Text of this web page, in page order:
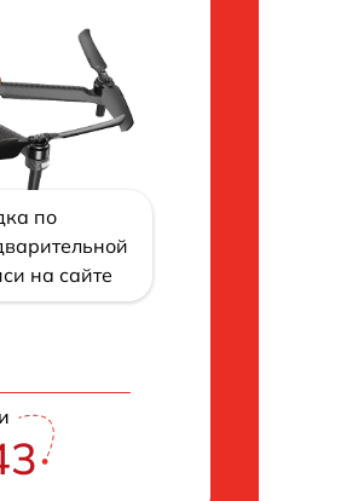
по
на сайте